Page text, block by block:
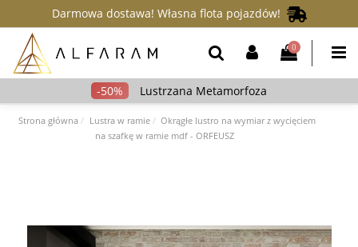
Darmowa dostawa! Własna flota pojazdów!
0
Lustrzana Metamorfoza
Strona główna Lustra w ramie
Okrągłe lustro na wymiar z wycięciem
na szafkę w ramie mdf - ORFEUSZ